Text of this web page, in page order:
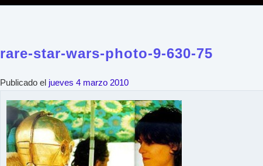
rare-star-wars-photo-9-630-75
Publicado el jueves 4 marzo 2010